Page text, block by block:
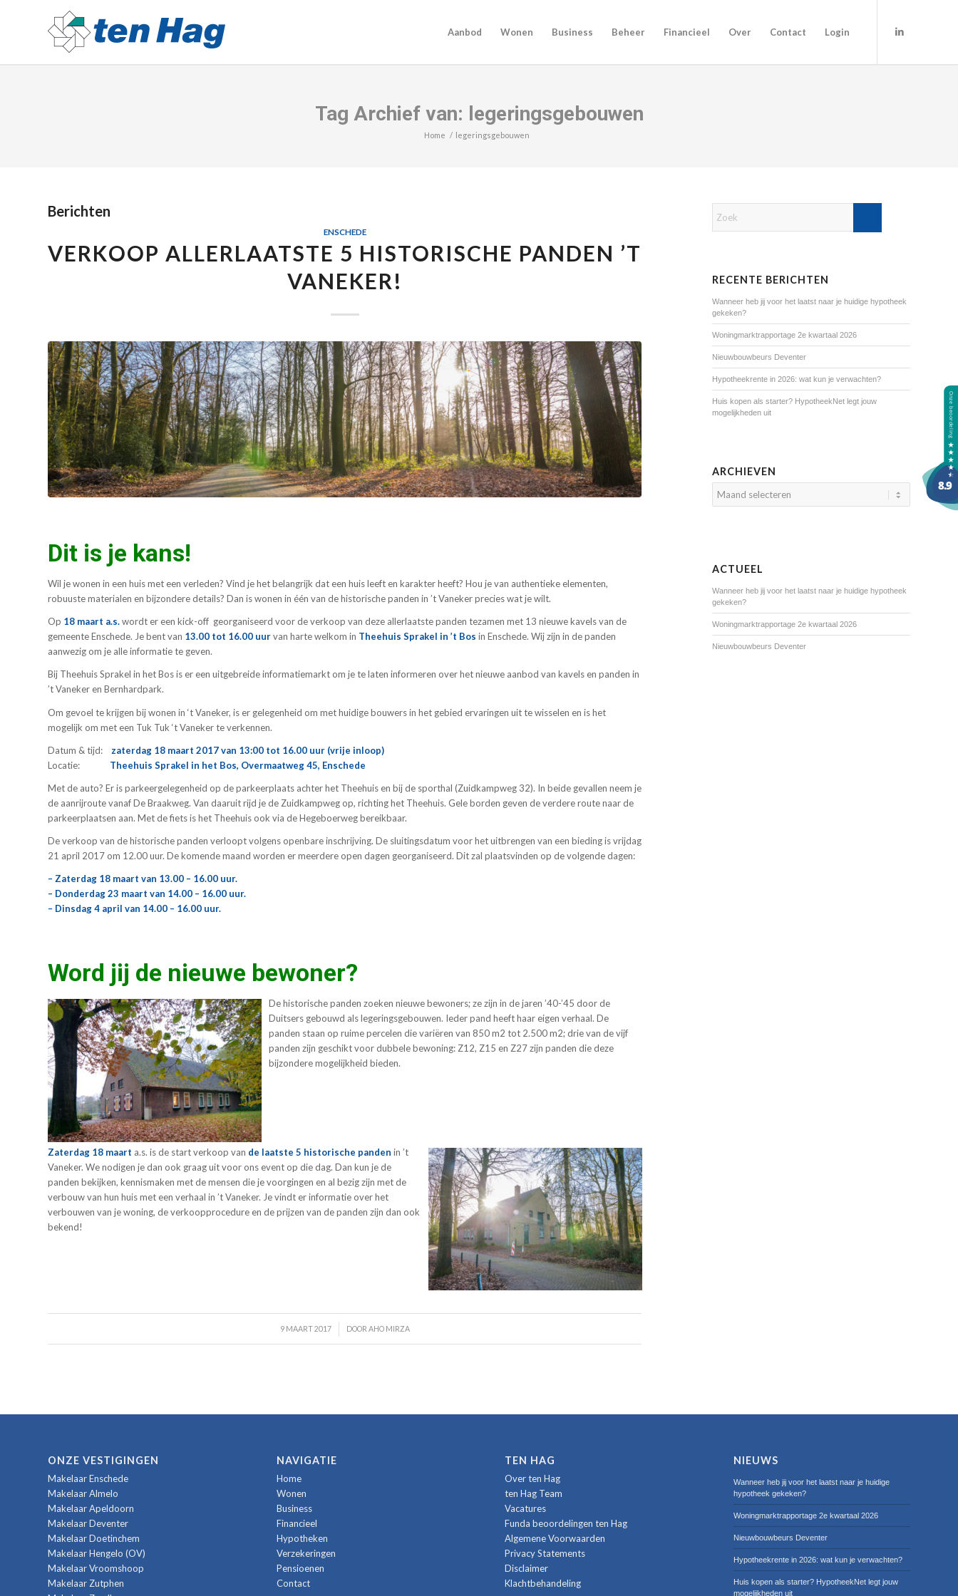
Aanbod Wonen Business Beheer Financieel Over Contact Login
Tag Archief van: legeringsgebouwen
Home / legeringsgebouwen
Berichten
ENSCHEDE
VERKOOP ALLERLAATSTE 5 HISTORISCHE PANDEN ’T
VANEKER!
Dit is je kans!
Wil je wonen in een huis met een verleden? Vind je het belangrijk dat een huis leeft en karakter heeft? Hou je van authentieke elementen,
robuuste materialen en bijzondere details? Dan is wonen in één van de historische panden in ’t Vaneker precies wat je wilt.
Op 18 maart a.s.wordt er een kick-off georganiseerd voor de verkoop van deze allerlaatste panden tezamen met 13 nieuwe kavels van de
gemeente Enschede. Je bent van 13.00 tot 16.00 uurvan harte welkom in Theehuis Sprakel in ’t Bos in Enschede. Wij zijn in de panden
aanwezig om je alle informatie te geven.
Bij Theehuis Sprakel in het Bos is er een uitgebreide informatiemarkt om je te laten informeren over het nieuwe aanbod van kavels en panden in
’t Vaneker en Bernhardpark.
Om gevoel te krijgen bij wonen in ‘t Vaneker, is er gelegenheid om met huidige bouwers in het gebied ervaringen uit te wisselen en is het
mogelijk om met een Tuk Tuk ‘t Vaneker te verkennen.
Datum & tijd: zaterdag 18 maart 2017 van 13:00 tot 16.00 uur (vrije inloop)
Locatie: Theehuis Sprakel in het Bos, Overmaatweg 45, Enschede
Met de auto? Er is parkeergelegenheid op de parkeerplaats achter het Theehuis en bij de sporthal (Zuidkampweg 32). In beide gevallen neem je
de aanrijroute vanaf De Braakweg. Van daaruit rijd je de Zuidkampweg op, richting het Theehuis. Gele borden geven de verdere route naar de
parkeerplaatsen aan. Met de fiets is het Theehuis ook via de Hegeboerweg bereikbaar.
De verkoop van de historische panden verloopt volgens openbare inschrijving. De sluitingsdatum voor het uitbrengen van een bieding is vrijdag
21 april 2017 om 12.00 uur. De komende maand worden er meerdere open dagen georganiseerd. Dit zal plaatsvinden op de volgende dagen:
– Zaterdag 18 maart van 13.00 – 16.00 uur.
– Donderdag 23 maart van 14.00 – 16.00 uur.
– Dinsdag 4 april van 14.00 – 16.00 uur.
Word jij de nieuwe bewoner?
De historische panden zoeken nieuwe bewoners; ze zijn in de jaren ’40-’45 door de
Duitsers gebouwd als legeringsgebouwen. Ieder pand heeft haar eigen verhaal. De
panden staan op ruime percelen die variëren van 850 m2 tot 2.500 m2; drie van de vijf
panden zijn geschikt voor dubbele bewoning: Z12, Z15 en Z27 zijn panden die deze
bijzondere mogelijkheid bieden.
Zaterdag 18 maart a.s. is de start verkoop van de laatste 5 historische panden in ’t
Vaneker. We nodigen je dan ook graag uit voor ons event op die dag. Dan kun je de
panden bekijken, kennismaken met de mensen die je voorgingen en al bezig zijn met de
verbouw van hun huis met een verhaal in ’t Vaneker. Je vindt er informatie over het
verbouwen van je woning, de verkoopprocedure en de prijzen van de panden zijn dan ook
bekend!
9 MAART 2017
/ DOOR AHO MIRZA
RECENTE BERICHTEN
Wanneer heb jij voor het laatst naar je huidige hypotheek
gekeken?
Woningmarktrapportage 2e kwartaal 2026
Nieuwbouwbeurs Deventer
Hypotheekrente in 2026: wat kun je verwachten?
Huis kopen als starter? HypotheekNet legt jouw
mogelijkheden uit
ARCHIEVEN
ACTUEEL
Wanneer heb jij voor het laatst naar je huidige hypotheek
gekeken?
Woningmarktrapportage 2e kwartaal 2026
Nieuwbouwbeurs Deventer
ONZE VESTIGINGEN
Makelaar Enschede
Makelaar Almelo
Makelaar Apeldoorn
Makelaar Deventer
Makelaar Doetinchem
Makelaar Hengelo (OV)
Makelaar Vroomshoop
Makelaar Zutphen
NAVIGATIE
Home
Wonen
Business
Financieel
Hypotheken
Verzekeringen
Pensioenen
Contact
TEN HAG
Over ten Hag
ten Hag Team
Vacatures
Funda beoordelingen ten Hag
Algemene Voorwaarden
Privacy Statements
Disclaimer
Klachtbehandeling
NIEUWS
Wanneer heb jij voor het laatst naar je huidige
hypotheek gekeken?
Woningmarktrapportage 2e kwartaal 2026
Nieuwbouwbeurs Deventer
Hypotheekrente in 2026: wat kun je verwachten?
Huis kopen als starter? HypotheekNet legt jouw
mogelijkheden uit